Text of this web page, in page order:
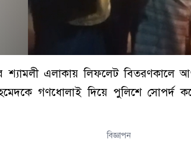
শ্যামলী এলাকায় লিফলেট বিতরণকালে
গণধোলাই দিয়ে পুলিশে সোপর্দ
বিজ্ঞাপন